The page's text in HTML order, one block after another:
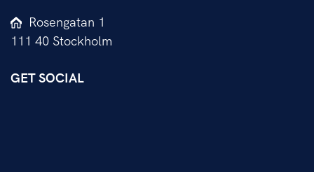
Rosengatan 1
111 40 Stockholm
GET SOCIAL